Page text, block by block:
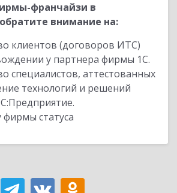
франчайзи в
внимание на:
клиентов (договоров ИТС)
у партнера фирмы 1С.
специалистов, аттестованных
технологий и решений
фирмы статуса